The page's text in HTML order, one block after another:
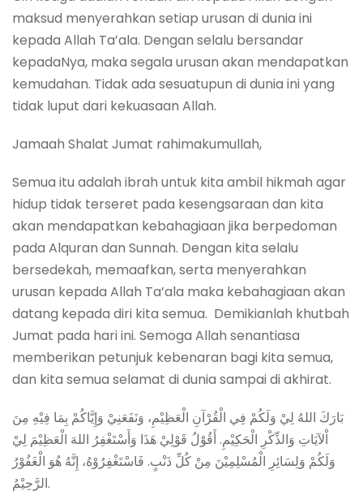
maksud menyerahkan setiap urusan di dunia ini
kepada Allah Ta’ala. Dengan selalu bersandar
kepadaNya, maka segala urusan akan mendapatkan
kemudahan. Tidak ada sesuatupun di dunia ini yang
tidak luput dari kekuasaan Allah.
Jamaah Shalat Jumat rahimakumullah,
Semua itu adalah ibrah untuk kita ambil hikmah agar
hidup tidak terseret pada kesengsaraan dan kita
akan mendapatkan kebahagiaan jika berpedoman
pada Alquran dan Sunnah. Dengan kita selalu
bersedekah, memaafkan, serta menyerahkan
urusan kepada Allah Ta’ala maka kebahagiaan akan
datang kepada diri kita semua. Demikianlah khutbah
Jumat pada hari ini. Semoga Allah senantiasa
memberikan petunjuk kebenaran bagi kita semua,
dan kita semua selamat di dunia sampai di akhirat.
بَارَكَ اللهُ لِيْ وَلَكُمْ فِي الْقُرْآنِ الْعَظِيْمِ، وَنَفَعَنِيْ وَإِيَّاكُمْ بِمَا فِيْهِ مِنَ
اْلآيَاتِ وَالذِّكْرِ الْحَكِيْمِ. أَقُوْلُ قَوْلِيْ هَذَا وَأَسْتَغْفِرُ اللهَ الْعَظِيْمَ لِيْ
وَلَكُمْ وَلِسَائِرِ الْمُسْلِمِيْنَ مِنْ كُلِّ ذَنْبٍ. فَاسْتَغْفِرُوْهُ، إِنَّهُ هُوَ الْغَفُوْرُ
الرَّحِيْمُ.